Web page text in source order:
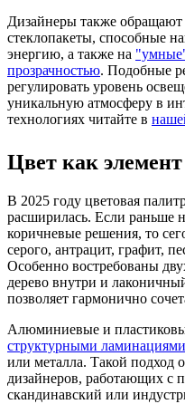
Дизайнеры также
стеклопакеты, способные
энергию, а также на
прозрачностью. Подобные
регулировать уровень
уникальную атмосферу в
технологиях читайте в
Цвет как
В 2025 году цветовая
расширилась. Если раньше
коричневые решения, то
серого, антрацит, графит,
Особенно востребованы
дерево внутри и
позволяет гармонично
Алюминиевые и
структурными ламинациями
или металла. Такой подход
дизайнеров, работающих с
скандинавский или